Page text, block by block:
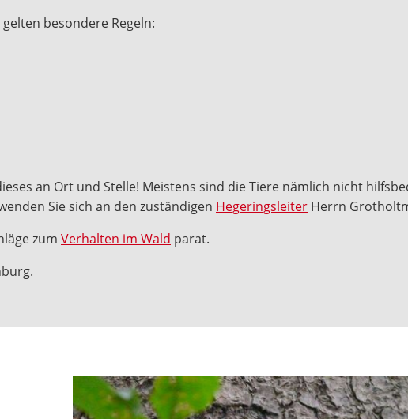
besondere Regeln:
an Ort und Stelle! Meistens sind die Tiere nämlich nicht
Sie sich an den zuständigen Hegeringsleiter Herrn
zum Verhalten im Wald parat.